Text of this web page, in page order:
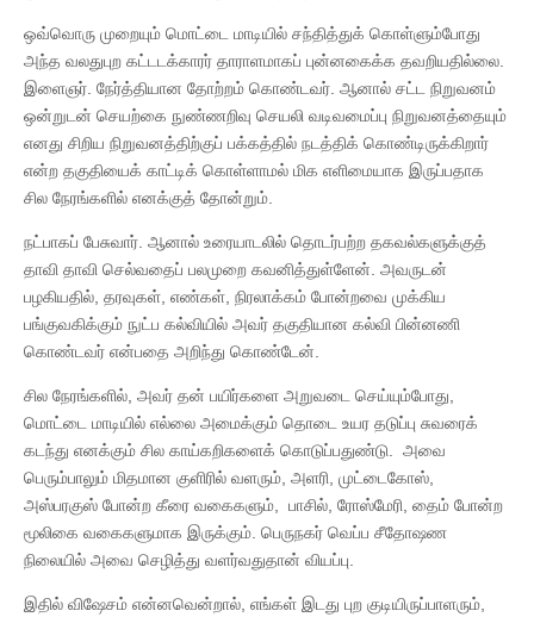
ஒவ்வொரு முறையும் மொட்டை மாடியில் சந்தித்துக் கொள்ளும்போது
அந்த வலதுபுற கட்டடக்காரர் தாராளமாகப் புன்னகைக்க தவறியதில்லை.
இளைஞர். நேர்த்தியான தோற்றம் கொண்டவர். ஆனால் சட்ட நிறுவனம்
ஒன்றுடன் செயற்கை நுண்ணறிவு செயலி வடிவமைப்பு நிறுவனத்தையும்
எனது சிறிய நிறுவனத்திற்குப் பக்கத்தில் நடத்திக் கொண்டிருக்கிறார்
என்ற தகுதியைக் காட்டிக் கொள்ளாமல் மிக எளிமையாக இருப்பதாக
சில நேரங்களில் எனக்குத் தோன்றும்.
நட்பாகப் பேசுவார். ஆனால் உரையாடலில் தொடர்பற்ற தகவல்களுக்குத்
தாவி தாவி செல்வதைப் பலமுறை கவனித்துள்ளேன். அவருடன்
பழகியதில், தரவுகள், எண்கள், நிரலாக்கம் போன்றவை முக்கிய
பங்குவகிக்கும் நுட்ப கல்வியில் அவர் தகுதியான கல்வி பின்னணி
கொண்டவர் என்பதை அறிந்து கொண்டேன்.
சில நேரங்களில், அவர் தன் பயிர்களை அறுவடை செய்யும்போது,
மொட்டை மாடியில் எல்லை அமைக்கும் தொடை உயர தடுப்பு சுவரைக்
கடந்து எனக்கும் சில காய்கறிகளைக் கொடுப்பதுண்டு. அவை
பெரும்பாலும் மிதமான குளிரில் வளரும், அளரி, முட்டைகோஸ்,
அஸ்பரகுஸ் போன்ற கீரை வகைகளும், பாசில், ரோஸ்மேரி, தைம் போன்ற
மூலிகை வகைகளுமாக இருக்கும். பெருநகர் வெப்ப சீதோஷண
நிலையில் அவை செழித்து வளர்வதுதான் வியப்பு.
இதில் விஷேசம் என்னவென்றால், எங்கள் இடது புற குடியிருப்பாளரும்,